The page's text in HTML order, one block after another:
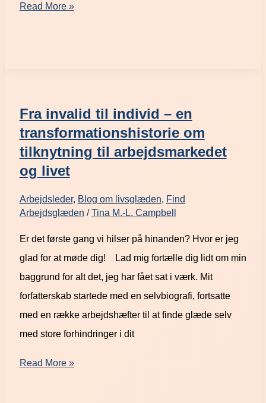
Read More »
Fra invalid til individ – en
transformationshistorie om
tilknytning til arbejdsmarkedet
og livet
Arbejdsleder, Blog om livsglæden, Find
Arbejdsglæden /Tina M.-L. Campbell
Er det første gang vi hilser på hinanden? Hvor er jeg
glad for at møde dig! Lad mig fortælle dig lidt om min
baggrund for alt det, jeg har fået sat i værk. Mit
forfatterskab startede med en selvbiografi, fortsatte
med en række arbejdshæfter til at finde glæde selv
med store forhindringer i dit
Read More »